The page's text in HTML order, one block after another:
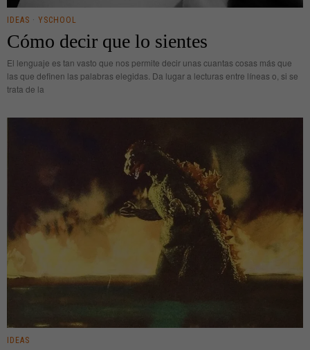
IDEAS · YSCHOOL
Cómo decir que lo sientes
El lenguaje es tan vasto que nos permite decir unas cuantas cosas más que
las que definen las palabras elegidas. Da lugar a lecturas entre líneas o, si se
trata de la
IDEAS